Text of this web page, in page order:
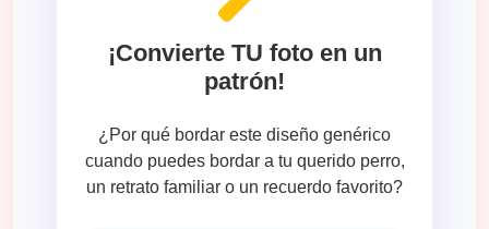
¡Convierte TU foto en un
patrón!
¿Por qué bordar este diseño genérico
cuando puedes bordar a tu querido perro,
un retrato familiar o un recuerdo favorito?